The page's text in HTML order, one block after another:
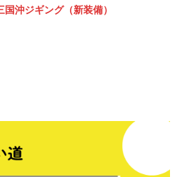
沖ジギング（新装備）